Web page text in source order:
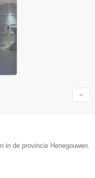
in de provincie Henegouwen.